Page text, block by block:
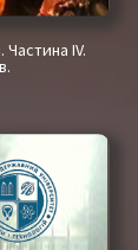
Частина ІV.